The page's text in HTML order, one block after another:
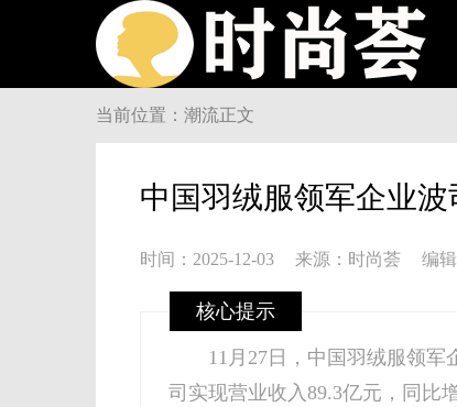
当前位置：潮流正文
中国羽绒服领军企业
时间：2025-12-03 来源：时尚荟 编
核心提示
11月27日，中国羽绒服领军
司实现营业收入89.3亿元，同比